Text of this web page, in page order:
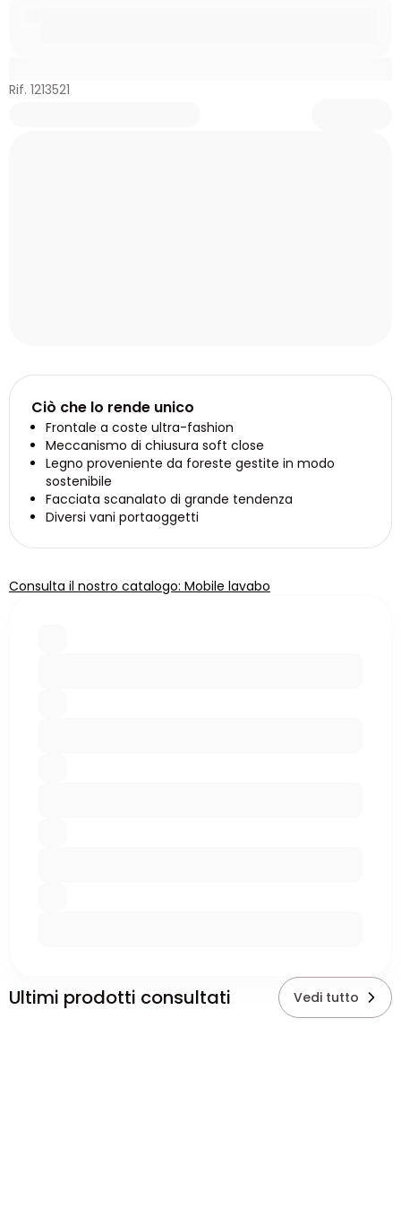
Rif. 1213521
Ciò che lo rende unico
Frontale a coste ultra-fashion
Meccanismo di chiusura soft close
Legno proveniente da foreste gestite in modo
sostenibile
Facciata scanalato di grande tendenza
Diversi vani portaoggetti
Consulta il nostro catalogo: Mobile lavabo
Ultimi prodotti consultati Vedi tutto